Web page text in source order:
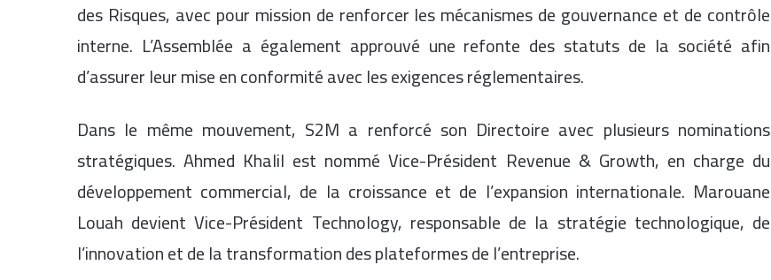
des Risques, avec pour mission de renforcer les mécanismes de gouvernance et de contrôle
interne. L’Assemblée a également approuvé une refonte des statuts de la société afin
d’assurer leur mise en conformité avec les exigences réglementaires.
Dans le même mouvement, S2M a renforcé son Directoire avec plusieurs nominations
stratégiques. Ahmed Khalil est nommé Vice-Président Revenue & Growth, en charge du
développement commercial, de la croissance et de l’expansion internationale. Marouane
Louah devient Vice-Président Technology, responsable de la stratégie technologique, de
l’innovation et de la transformation des plateformes de l’entreprise.